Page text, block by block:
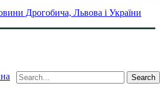
Дрогобича, Львова і України